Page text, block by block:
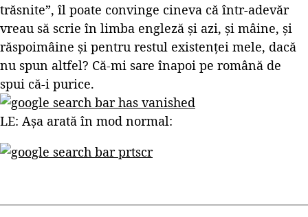
trăsnite”, îl poate convinge cineva că într-adevăr
vreau să scrie în limba engleză și azi, și mâine, și
răspoimâine și pentru restul existenței mele, dacă
nu spun altfel? Că-mi sare înapoi pe română de
spui că-i purice.
LE: Așa arată în mod normal: